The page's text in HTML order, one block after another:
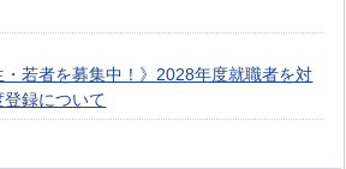
・若者を募集中！》2028年度就職者を対
録について